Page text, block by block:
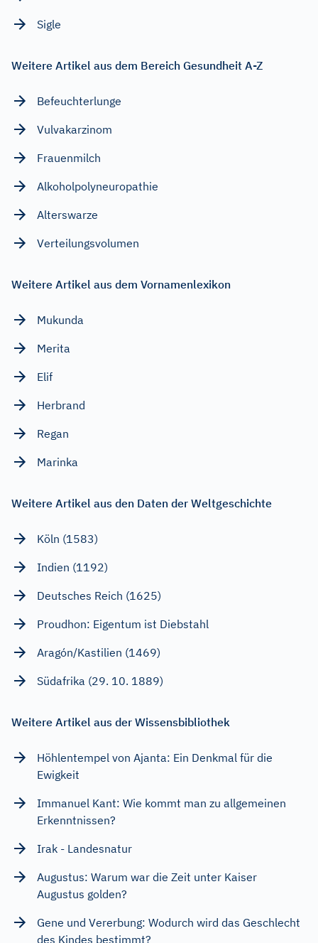
Sigle
Weitere Artikel aus dem Bereich Gesundheit A-Z
Befeuchterlunge
Vulvakarzinom
Frauenmilch
Alkoholpolyneuropathie
Alterswarze
Verteilungsvolumen
Weitere Artikel aus dem Vornamenlexikon
Mukunda
Merita
Elif
Herbrand
Regan
Marinka
Weitere Artikel aus den Daten der Weltgeschichte
Köln (1583)
Indien (1192)
Deutsches Reich (1625)
Proudhon: Eigentum ist Diebstahl
Aragón/Kastilien (1469)
Südafrika (29. 10. 1889)
Weitere Artikel aus der Wissensbibliothek
Höhlentempel von Ajanta: Ein Denkmal für die
Ewigkeit
Immanuel Kant: Wie kommt man zu allgemeinen
Erkenntnissen?
Irak - Landesnatur
Augustus: Warum war die Zeit unter Kaiser
Augustus golden?
Gene und Vererbung: Wodurch wird das Geschlecht
des Kindes bestimmt?